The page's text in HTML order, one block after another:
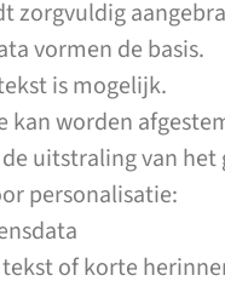
zorgvuldig
vormen de basis.
is mogelijk.
kan worden
uitstraling van het
personalisatie:
of korte